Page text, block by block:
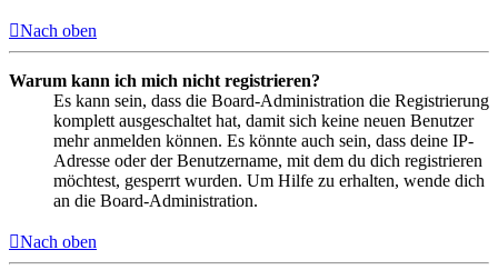
Nach oben
Warum kann ich mich nicht registrieren?
Es kann sein, dass die Board-Administration die Registrierung
komplett ausgeschaltet hat, damit sich keine neuen Benutzer
mehr anmelden können. Es könnte auch sein, dass deine IP-
Adresse oder der Benutzername, mit dem du dich registrieren
möchtest, gesperrt wurden. Um Hilfe zu erhalten, wende dich
an die Board-Administration.
Nach oben